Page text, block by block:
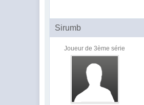
Sirumb
Joueur de 3ème série